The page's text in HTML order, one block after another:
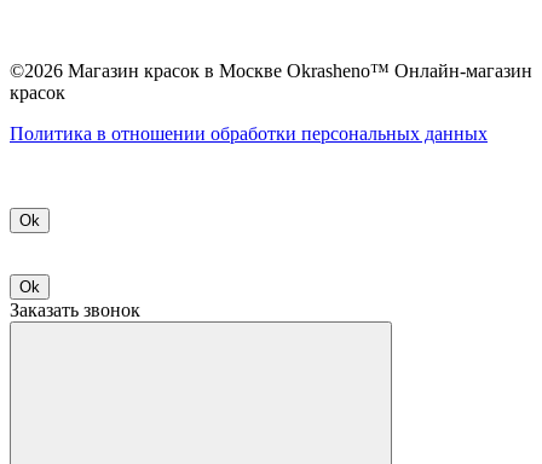
©2026 Магазин красок в Москве Okrasheno™ Онлайн-магазин
красок
Политикa в отношении обработки персональных данных
Ok
Ok
Заказать звонок